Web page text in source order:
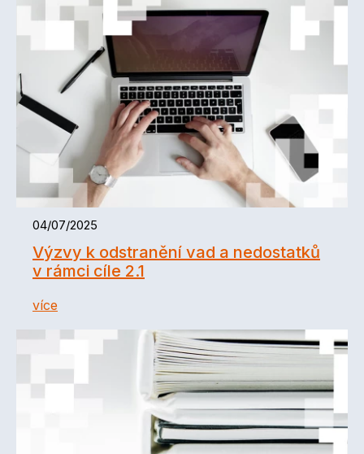
04/07/2025
Výzvy k odstranění vad a nedostatků
v rámci cíle 2.1
více